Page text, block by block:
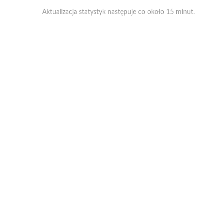
Aktualizacja statystyk następuje co około 15 minut.